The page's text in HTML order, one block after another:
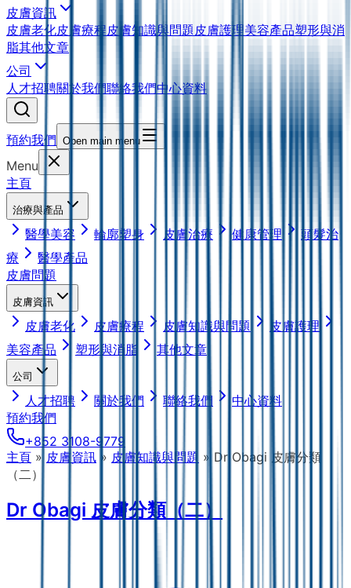
皮膚資訊
皮膚老化皮膚療程皮膚知識與問題皮膚護理美容產品塑形與消
脂其他文章
公司
人才招聘關於我們聯絡我們中心資料
預約我們 Open main menu
Menu
主頁
治療與產品
醫學美容 輪廓塑身 皮膚治療 健康管理
頭髮治
療
醫學產品
皮膚問題
皮膚資訊
皮膚老化 皮膚療程 皮膚知識與問題
皮膚護理
美容產品
塑形與消脂 其他文章
公司
人才招聘 關於我們 聯絡我們
中心資料
預約我們
+852 3108-9779
主頁 » 皮膚資訊 » 皮膚知識與問題 » Dr Obagi 皮膚分類
（二）
Dr Obagi 皮膚分類（二）